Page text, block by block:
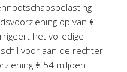
op van €
het volledige
voor aan de rechter
€ 54 miljoen